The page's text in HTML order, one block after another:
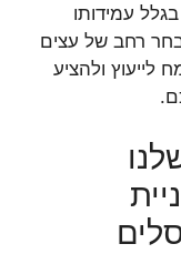
עמידותו
רחב של עצים
לייעוץ ולהציע